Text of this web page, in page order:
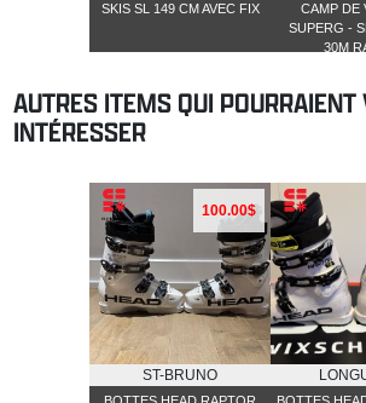
SKIS SL 149 CM AVEC FIX
CAMP DE
SUPERG -
30M
AUTRES ITEMS QUI POURRAIENT
INTÉRESSER
100.00$
ST-BRUNO